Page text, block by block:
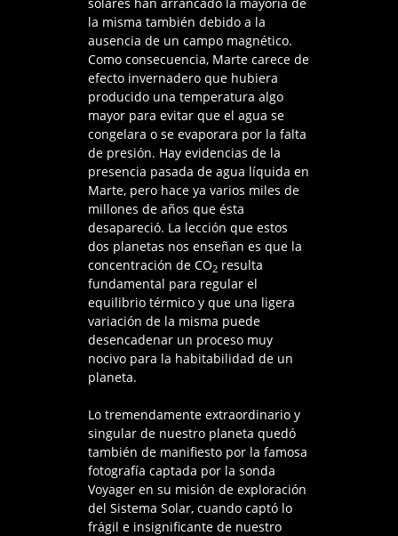
la misma también debido a la
ausencia de un campo magnético.
Como consecuencia, Marte carece de
efecto invernadero que hubiera
producido una temperatura algo
mayor para evitar que el agua se
congelara o se evaporara por la falta
de presión. Hay evidencias de la
presencia pasada de agua líquida en
Marte, pero hace ya varios miles de
millones de años que ésta
desapareció. La lección que estos
dos planetas nos enseñan es que la
concentración de CO2 resulta
fundamental para regular el
equilibrio térmico y que una ligera
variación de la misma puede
desencadenar un proceso muy
nocivo para la habitabilidad de un
planeta.
Lo tremendamente extraordinario y
singular de nuestro planeta quedó
también de manifiesto por la famosa
fotografía captada por la sonda
Voyager en su misión de exploración
del Sistema Solar, cuando captó lo
frágil e insignificante de nuestro